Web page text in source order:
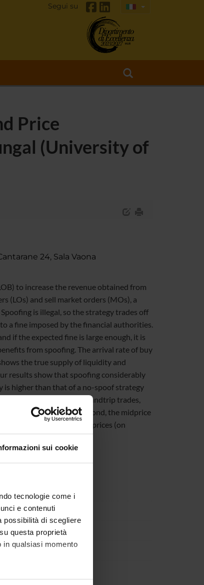
sui cookie
tecnologie come i
e contenuti
possibilità di scegliere
questa proprietà
in qualsiasi momento
Segui su
Price
(University of
24, Sala Vaona
to increase the revenue obtained from
(LOs) and sell market orders (MOs), a
is illegal, so the strategy trades off
a fine imposed by the financial authorities.
if the expected fine is large enough, it is
from spoofing. The arrival rate of buy
the true supply of liquidity and
results show that spoofing considerably
is higher than that of a no-spoof strategy
zero and benefits from roundtrip trades,
with sell LOs. Second, the midprice
sells the asset at better prices (on